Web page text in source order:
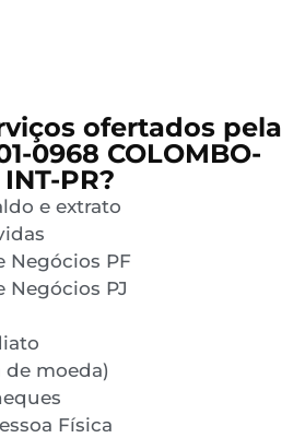
ofertados pela
0968 COLOMBO-
INT-PR?
e extrato
Negócios PF
PJ
de moeda)
Física